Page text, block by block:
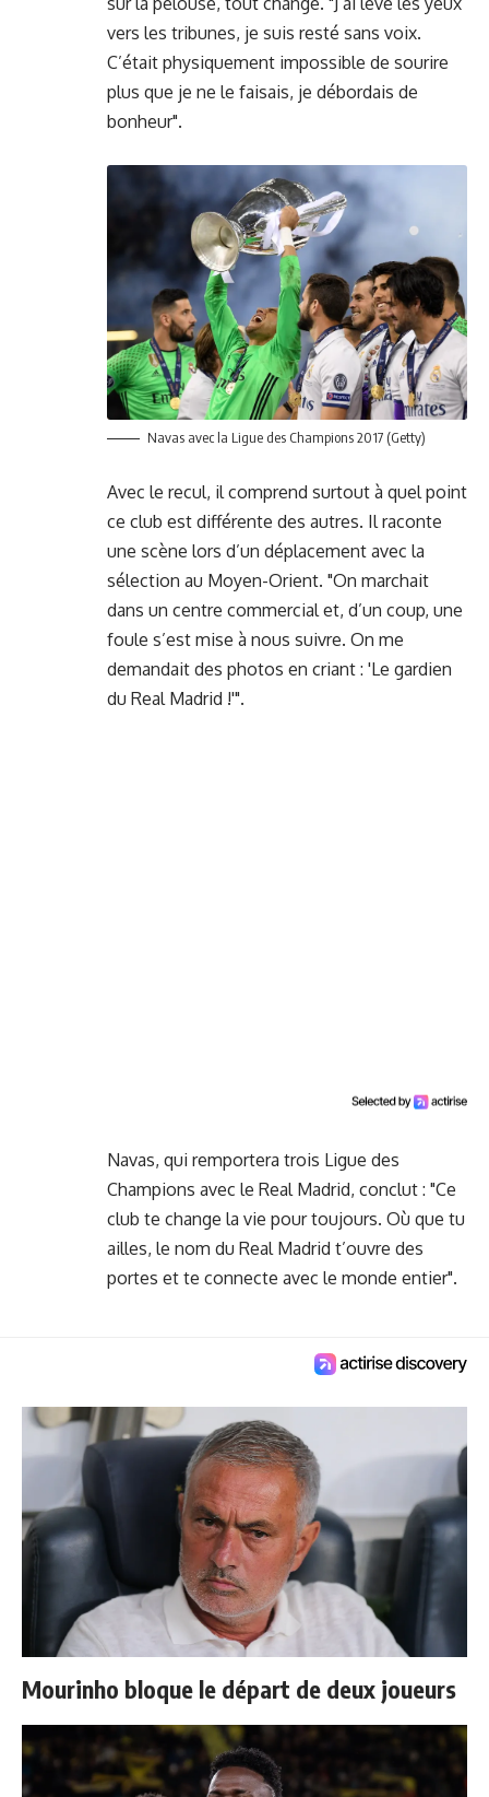
vers les tribunes, je suis resté sans voix.
C’était physiquement impossible de sourire
plus que je ne le faisais, je débordais de
bonheur".
Navas avec la Ligue des Champions 2017 (Getty)
Avec le recul, il comprend surtout à quel point
ce club est différente des autres. Il raconte
une scène lors d’un déplacement avec la
sélection au Moyen-Orient. "On marchait
dans un centre commercial et, d’un coup, une
foule s’est mise à nous suivre. On me
demandait des photos en criant : 'Le gardien
du Real Madrid !'".
Navas, qui remportera trois Ligue des
Champions avec le Real Madrid, conclut : "Ce
club te change la vie pour toujours. Où que tu
ailles, le nom du Real Madrid t’ouvre des
portes et te connecte avec le monde entier".
Mourinho bloque le départ de deux joueurs